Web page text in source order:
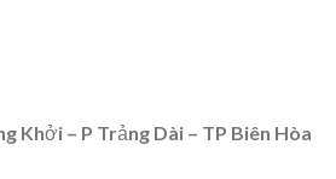
Khởi – P Trảng Dài – TP Biên Hòa